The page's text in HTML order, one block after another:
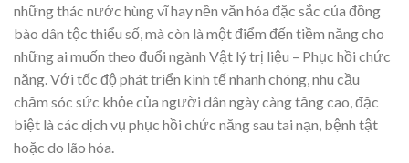
những thác nước hùng vĩ hay nền văn hóa đặc sắc của đồng
bào dân tộc thiểu số, mà còn là một điểm đến tiềm năng cho
những ai muốn theo đuổi ngành Vật lý trị liệu – Phục hồi chức
năng. Với tốc độ phát triển kinh tế nhanh chóng, nhu cầu
chăm sóc sức khỏe của người dân ngày càng tăng cao, đặc
biệt là các dịch vụ phục hồi chức năng sau tai nạn, bệnh tật
hoặc do lão hóa.